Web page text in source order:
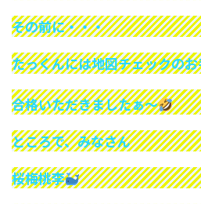
その前に・・・
たっくんには地図チェックの
合格いただきましたぁ～
ところで、みなさん
桜梅桃李